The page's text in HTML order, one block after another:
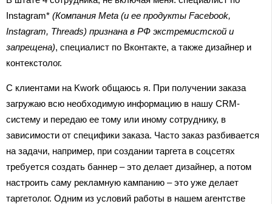
Instagram* (Компания Meta (и ее продукты Facebook,
Instagram, Threads) признана в РФ экстремистской и
запрещена), специалист по Вконтакте, а также дизайнер и
контекстолог.
С клиентами на Kwork общаюсь я. При получении заказа
загружаю всю необходимую информацию в нашу CRM-
систему и передаю ее тому или иному сотруднику, в
зависимости от специфики заказа. Часто заказ разбивается
на задачи, например, при создании таргета в соцсетях
требуется создать баннер – это делает дизайнер, а потом
настроить саму рекламную кампанию – это уже делает
таргетолог. Одним из условий работы в нашем агентстве